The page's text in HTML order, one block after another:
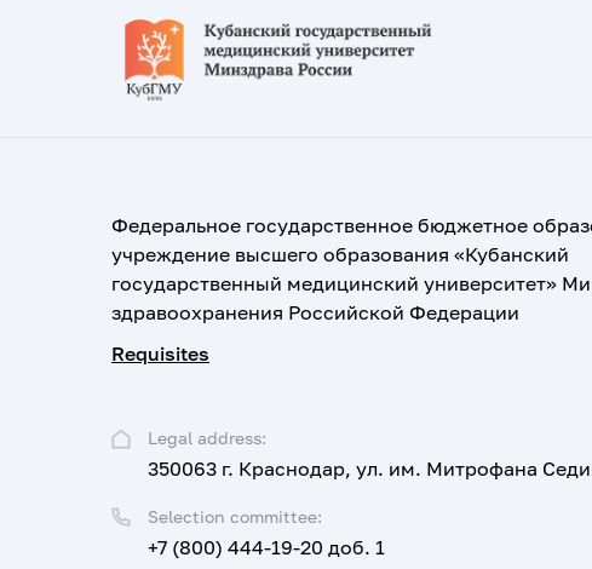
Федеральное государственное бюджетное
учреждение высшего образования «Кубанский
государственный медицинский университет»
здравоохранения Российской Федерации
Requisites
Legal address:
350063 г. Краснодар, ул. им. Митрофана
Selection committee:
+7 (800) 444-19-20 доб. 1